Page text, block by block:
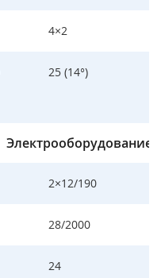
4×2
25 (14°)
Электрооборудование
2×12/190
28/2000
24